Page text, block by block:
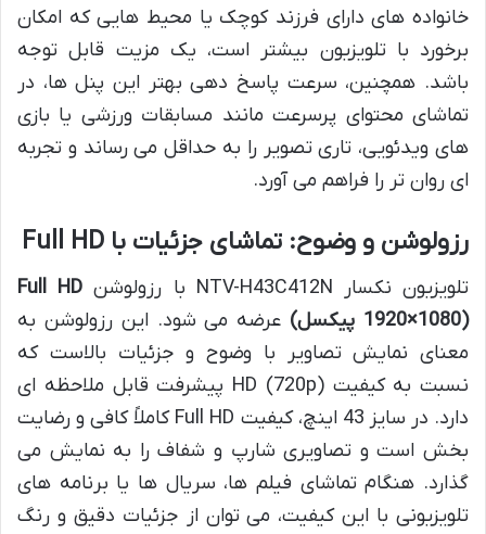
خانواده های دارای فرزند کوچک یا محیط هایی که امکان
برخورد با تلویزیون بیشتر است، یک مزیت قابل توجه
باشد. همچنین، سرعت پاسخ دهی بهتر این پنل ها، در
تماشای محتوای پرسرعت مانند مسابقات ورزشی یا بازی
های ویدئویی، تاری تصویر را به حداقل می رساند و تجربه
ای روان تر را فراهم می آورد.
رزولوشن و وضوح: تماشای جزئیات با Full HD
تلویزیون نکسار NTV-H43C412N با رزولوشن
Full HD
(1920×1080 پیکسل)
عرضه می شود. این رزولوشن به
معنای نمایش تصاویر با وضوح و جزئیات بالاست که
نسبت به کیفیت HD (720p) پیشرفت قابل ملاحظه ای
دارد. در سایز 43 اینچ، کیفیت Full HD کاملاً کافی و رضایت
بخش است و تصاویری شارپ و شفاف را به نمایش می
گذارد. هنگام تماشای فیلم ها، سریال ها یا برنامه های
تلویزیونی با این کیفیت، می توان از جزئیات دقیق و رنگ